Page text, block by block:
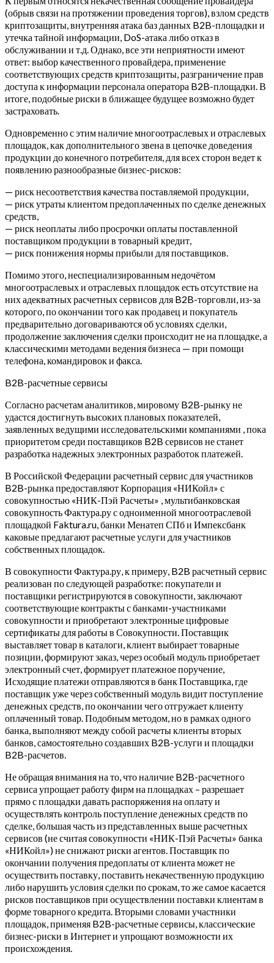
(обрыв связи на протяжении проведения торгов), взлом средств
криптозащиты, внутренняя атака баз данных B2B-площадки и
утечка тайной информации, DoS-атака либо отказ в
обслуживании и т.д. Однако, все эти неприятности имеют
ответ: выбор качественного провайдера, применение
соответствующих средств криптозащиты, разграничение прав
доступа к информации персонала оператора B2B-площадки. В
итоге, подобные риски в ближащее будущее возможно будет
застраховать.
Одновременно с этим наличие многоотраслевых и отраслевых
площадок, как дополнительного звена в цепочке доведения
продукции до конечного потребителя, для всех сторон ведет к
появлению разнообразные бизнес-рисков:
— риск несоответствия качества поставляемой продукции,
— риск утраты клиентом предоплаченных по сделке денежных
средств,
— риск неоплаты либо просрочки оплаты поставленной
поставщиком продукции в товарный кредит,
— риск понижения нормы прибыли для поставщиков.
Помимо этого, неспециализированным недочётом
многоотраслевых и отраслевых площадок есть отсутствие на
них адекватных расчетных сервисов для B2B-торговли, из-за
которого, по окончании того как продавец и покупатель
предварительно договариваются об условиях сделки,
продолжение заключения сделки происходит не на площадке, а
классическими методами ведения бизнеса — при помощи
телефона, командировок и факса.
B2B-расчетные сервисы
Согласно расчетам аналитиков, мировому B2B-рынку не
удастся достигнуть высоких плановых показателей,
заявленных ведущими исследовательскими компаниями , пока
приоритетом среди поставщиков B2B сервисов не станет
разработка надежных электронных разработок платежей.
В Российской Федерации расчетный сервис для участников
B2B-рынка предоставляют Корпорация «НИКойл» с
совокупностью «НИК-Пэй Расчеты» , мультибанковская
совокупность Фактура.ру с одноименной многоотраслевой
площадкой Faktura.ru, банки Менатеп СПб и Импексбанк
каковые предлагают расчетные услуги для участников
собственных площадок.
В совокупности Фактура.ру, к примеру, B2B расчетный сервис
реализован по следующей разработке: покупатели и
поставщики регистрируются в совокупности, заключают
соответствующие контракты с банками-участниками
совокупности и приобретают электронные цифровые
сертификаты для работы в Совокупности. Поставщик
выставляет товар в каталоги, клиент выбирает товарные
позиции, формируют заказ, через особый модуль приобретает
электронный счет, формирует платежное поручение,
Исходящие платежи отправляются в банк Поставщика, где
поставщик уже через собственный модуль видит поступление
денежных средств, по окончании чего отгружает клиенту
оплаченный товар. Подобным методом, но в рамках одного
банка, выполняют между собой расчеты клиенты вторых
банков, самостоятельно создавших B2B-услуги и площадки
B2B-расчетов.
Не обращая внимания на то, что наличие B2B-расчетного
сервиса упрощает работу фирм на площадках – разрешает
прямо с площадки давать распоряжения на оплату и
осуществлять контроль поступление денежных средств по
сделке, большая часть из представленных выше расчетных
сервисов (не считая совокупности «НИК-Пэй Расчеты» банка
«НИКойл») не снижают риски агентов. Поставщик по
окончании получения предоплаты от клиента может не
осуществить поставку, поставить некачественную продукцию
либо нарушить условия сделки по срокам, то же самое касается
рисков поставщиков при осуществлении поставки клиентам в
форме товарного кредита. Вторыми словами участники
площадок, применяя B2B-расчетные сервисы, классические
бизнес-риски в Интернет и упрощают возможности их
происхождения.